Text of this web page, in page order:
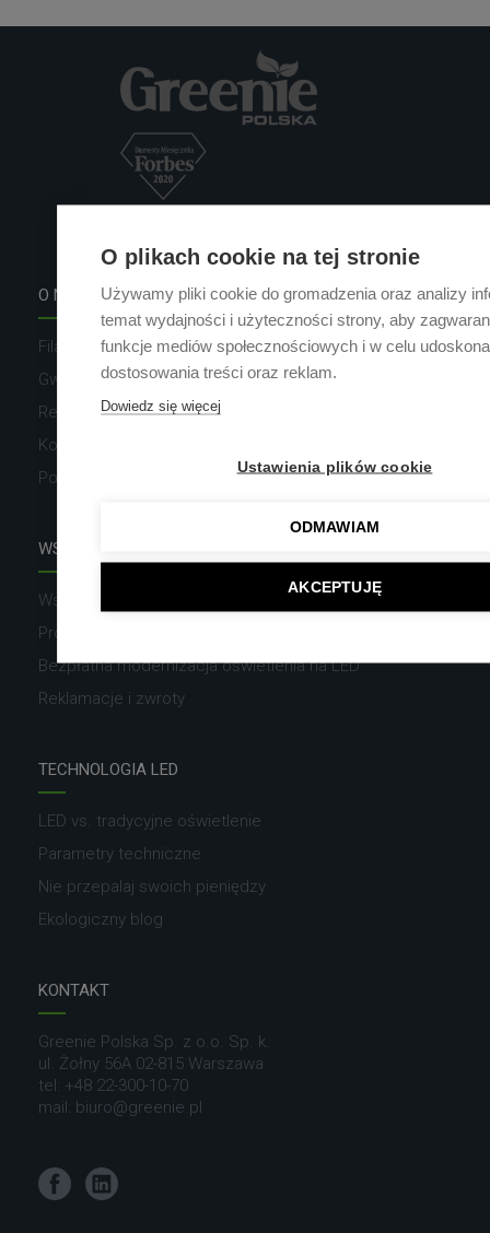
O plikach cookie na tej stronie
Używamy pliki cookie do gromadzenia oraz analizy
temat wydajności i użyteczności strony, aby
funkcje mediów społecznościowych i w celu
dostosowania treści oraz reklam.
Dowiedz się więcej
Ustawienia plików cookie
ODMAWIAM
AKCEPTUJĘ
O NAS
Filary marki Greenie
Gwarancja na produkty marki Greenie
Realizacje i referencje
Kontakt
Polityka Prywatności
WSPÓŁPRACA
Współpraca B2B
Projekty, doradztwo i wsparcie
Bezpłatna modernizacja oświetlenia na LED
Reklamacje i zwroty
TECHNOLOGIA LED
LED vs. tradycyjne oświetlenie
Parametry techniczne
Nie przepalaj swoich pieniędzy
Ekologiczny blog
KONTAKT
Greenie Polska Sp. z o.o. Sp. k.
ul. Żołny 56A 02-815 Warszawa
tel: +48 22-300-10-70
mail: biuro@greenie.pl
FacebookLinkedIn